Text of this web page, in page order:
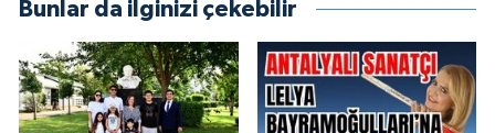
Bunlar da ilginizi çekebilir